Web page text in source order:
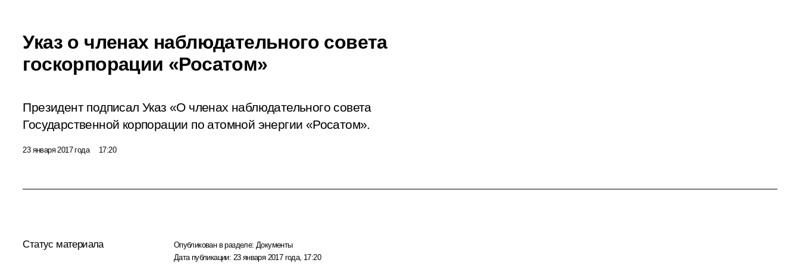
Указ о членах наблюдательного совета
госкорпорации «Росатом»
Президент подписал Указ «О членах наблюдательного совета
Государственной корпорации по атомной энергии «Росатом».
23 января 2017 года 17:20
Статус материала Опубликован в разделе: Документы
Дата публикации: 23 января 2017 года, 17:20